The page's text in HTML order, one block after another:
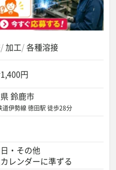
加工 各種溶接
円
鈴鹿市
道伊勢線 徳田駅 徒歩28分
・その他
レンダーに準ずる